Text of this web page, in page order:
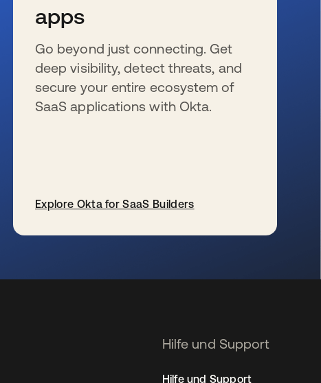
apps
Go beyond just connecting. Get
deep visibility, detect threats, and
secure your entire ecosystem of
SaaS applications with Okta.
Explore Okta for SaaS Builders
Hilfe und Support
Hilfe und Support